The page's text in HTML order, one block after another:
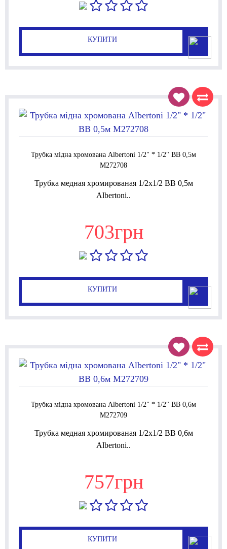
КУПИТИ
Трубка мідна хромована Albertoni 1/2" * 1/2" ВВ 0,5м
M272708
Трубка медная хромированая 1/2x1/2 ВВ 0,5м
Albertoni..
703грн
КУПИТИ
Трубка мідна хромована Albertoni 1/2" * 1/2" ВВ 0,6м
M272709
Трубка медная хромированая 1/2x1/2 ВВ 0,6м
Albertoni..
757грн
КУПИТИ